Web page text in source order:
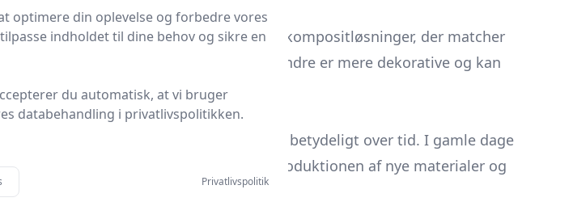
i hjemmet.
til avancerede træ- eller kompositløsninger, der matcher
til at være næsten usynlige, mens andre er mere dekorative og kan
design og funktioner har udviklet sig betydeligt over tid. I gamle dage
eller trægulve. I nutiden, med introduktionen af nye materialer og
optimere din oplevelse og forbedre vores
indholdet til dine behov og sikre en
du automatisk, at vi bruger
databehandling i privatlivspolitikken.
Privatlivspolitik